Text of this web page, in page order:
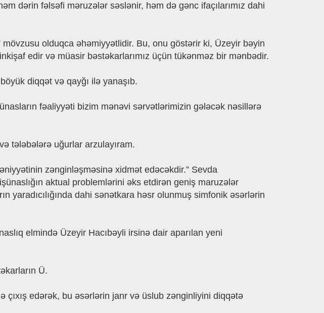
dərin fəlsəfi məruzələr səslənir, həm də gənc ifaçılarımız dahi
mövzusu olduqca əhəmiyyətlidir. Bu, onu göstərir ki, Üzeyir bəyin
edir və müasir bəstəkarlarımız üçün tükənməz bir mənbədir.
diqqət və qayğı ilə yanaşıb.
fəaliyyəti bizim mənəvi sərvətlərimizin gələcək nəsillərə
tələbələrə uğurlar arzulayıram.
zənginləşməsinə xidmət edəcəkdir.” Sevda
aktual problemlərini əks etdirən geniş maruzələr
yaradıcılığında dahi sənətkara həsr olunmuş simfonik əsərlərin
elmində Üzeyir Hacıbəyli irsinə dair aparılan yeni
Ü.
edərək, bu əsərlərin janr və üslub zənginliyini diqqətə